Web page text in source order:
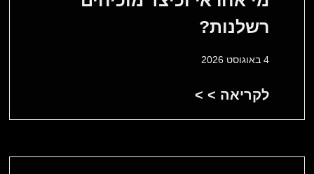
רשלנות?
4 באוגוסט 2026
לקריאה > >